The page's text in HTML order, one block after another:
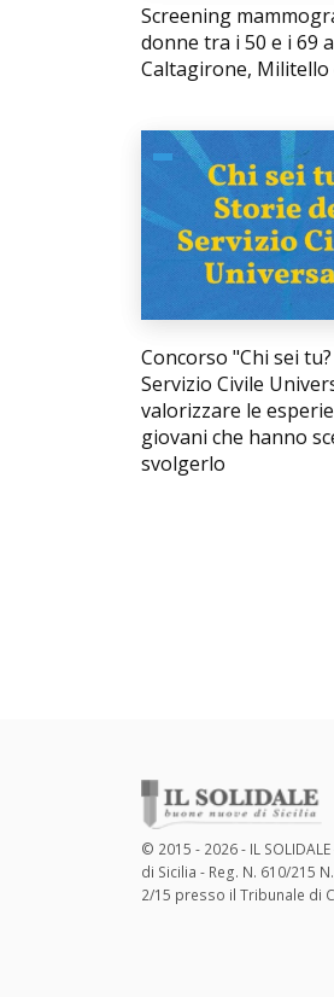
Screening
donne tra i 50 e i 69
Caltagirone, Militello
Concorso "Chi sei
Servizio Civile
valorizzare le
giovani che hanno
svolgerlo
© 2015 - 2026 - IL
di Sicilia - Reg. N. 610/215
2/15 presso il Tribunale di